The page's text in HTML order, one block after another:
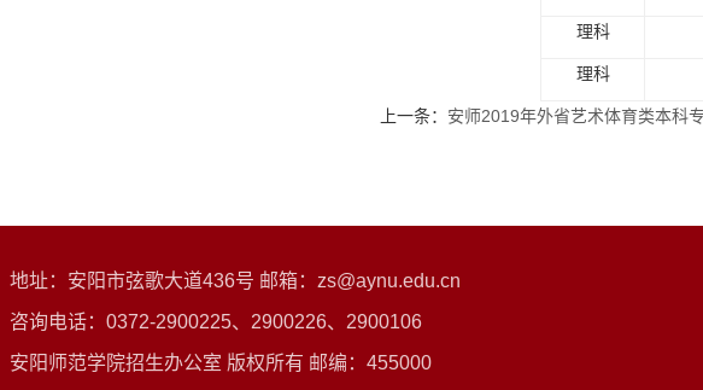
理科
理科
上一条： 安师2019年外省艺术体育类本科
地址：安阳市弦歌大道436号 邮箱：zs@aynu.edu.cn
咨询电话：0372-2900225、2900226、2900106
安阳师范学院招生办公室 版权所有 邮编：455000